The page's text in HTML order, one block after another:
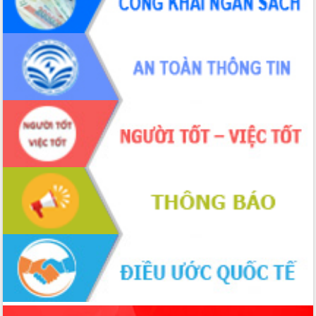
món ăn từ sầu riêng
Đắk Lắk công bố Quy hoạch và xúc
tiến đầu tư tỉnh
Ngành cá ngừ Đắk Lắk chủ động thích
ứng để giữ vững thị trường xuất khẩu
Diễn đàn Kinh tế tư nhân Việt Nam đột
phá cơ chế - Hợp tác công tư
Đề án 06 tạo bước ngoặt đột phá trong
cải cách hành chính tỉnh Đắk Lắk
Kết nối tour, đẩy mạnh chuyển đổi số
để phát triển du lịch Đắk Lắk
Khởi động Dự án Đầu tư xây dựng hạ
tầng kỹ thuật Cụm công nghiệp Tân
Tiến
Gặp mặt các cơ quan báo chí nhân Kỷ
niệm 101 năm Ngày Báo chí Cách
mạng Việt Nam
Đắk Lắk sơ kết 4 năm triển khai thực
hiện Đề án 06 của Chính phủ
Họp báo thông tin về Hội nghị Công bố